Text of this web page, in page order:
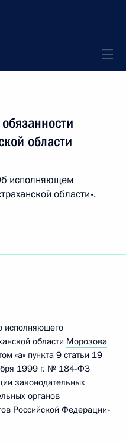
области
исполняющем
области».
исполняющего
области Морозова
«а» пункта 9 статьи 19
1999 г. № 184-ФЗ
законодательных
органов
Российской Федерации»